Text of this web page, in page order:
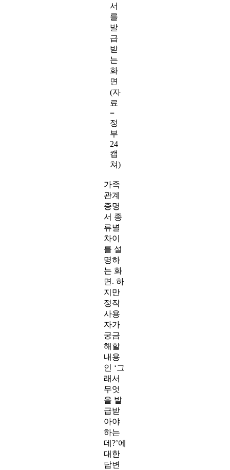
서
를
발
급
받
는
화
면
(자
료
=
정
부
24
캡
쳐)
가족
관계
증명
서 종
류별
차이
를 설
명하
는 화
면. 하
지만
정작
사용
자가
궁금
해할
내용
인 ‘그
래서
무엇
을 발
급받
아야
하는
데?’에
대한
답변